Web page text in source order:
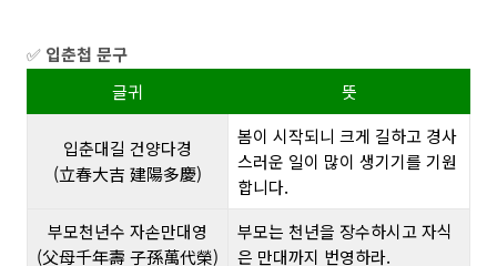
✅ 입춘첩 문구
글귀
뜻
입춘대길 건양다경
(立春大吉 建陽多慶)
봄이 시작되니 크게 길하고 경사
스러운 일이 많이 생기기를 기원
합니다.
부모천년수 자손만대영
(父母千年壽 子孫萬代榮)
부모는 천년을 장수하시고 자식
은 만대까지 번영하라.